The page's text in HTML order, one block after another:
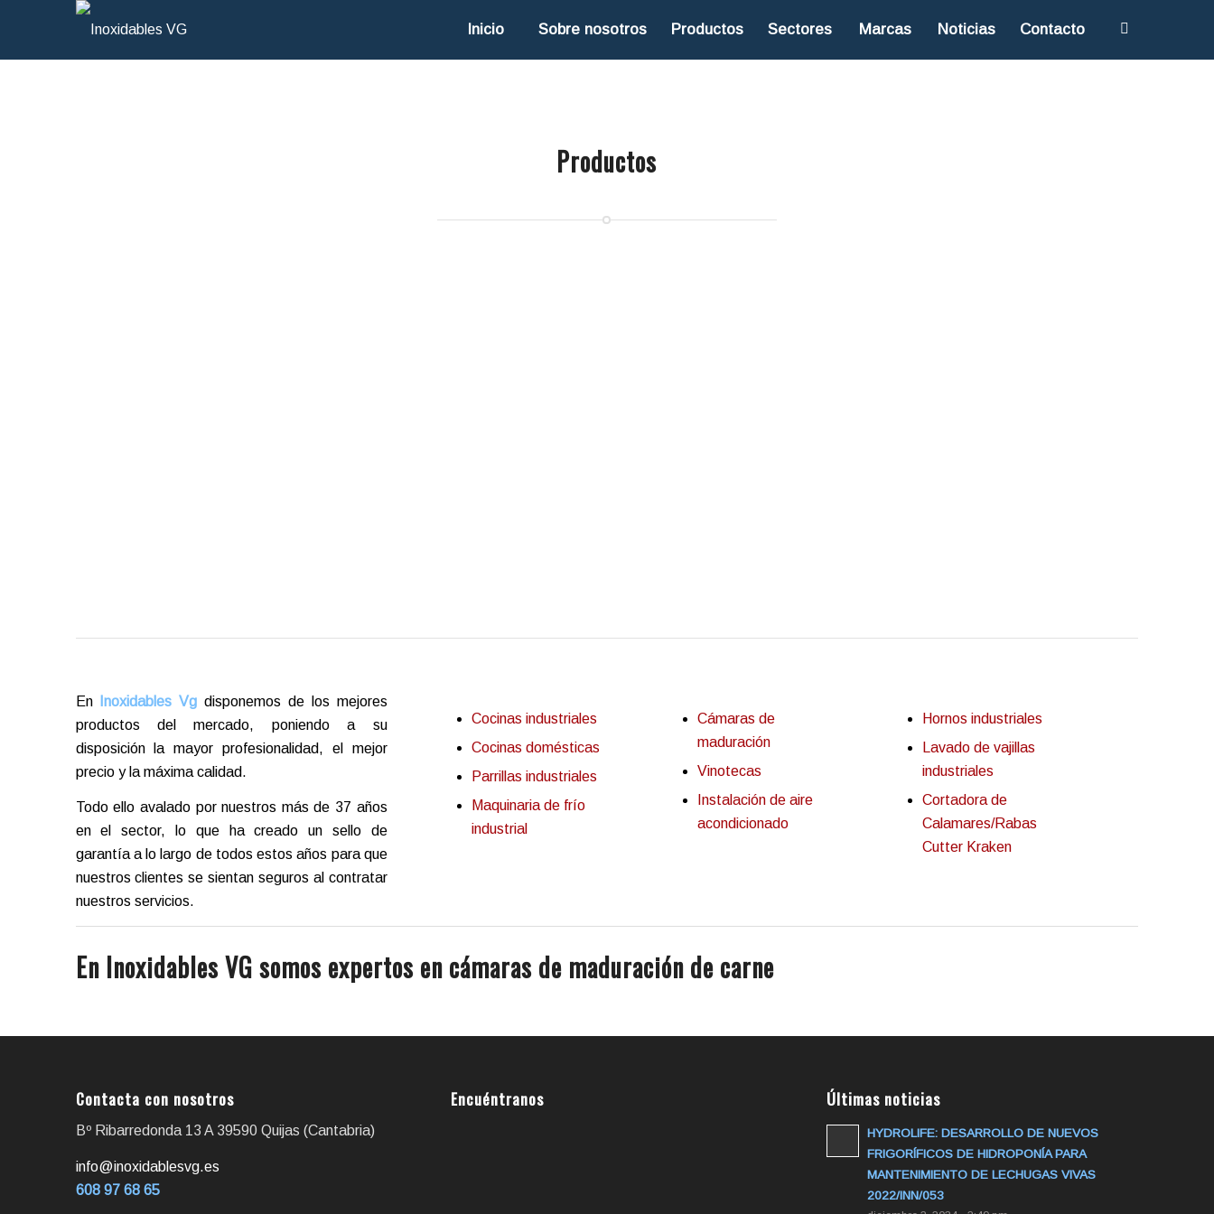
Inicio Sobre nosotros Productos Sectores Marcas Noticias Contacto
Productos
En Inoxidables Vgdisponemos de los mejores
productos del mercado, poniendo a su
disposición la mayor profesionalidad, el mejor
precio y la máxima calidad.
Todo ello avalado por nuestros más de 37 años
en el sector, lo que ha creado un sello de
garantía a lo largo de todos estos años para que
nuestros clientes se sientan seguros al contratar
nuestros servicios.
Cocinas industriales
Cocinas domésticas
Parrillas industriales
Maquinaria de frío
industrial
Cámaras de
maduración
Vinotecas
Instalación de aire
acondicionado
Hornos industriales
Lavado de vajillas
industriales
Cortadora de
Calamares/Rabas
Cutter Kraken
En Inoxidables VG somos expertos en cámaras de maduración de carne
Contacta con nosotros
Bº Ribarredonda 13 A 39590 Quijas (Cantabria)
info@inoxidablesvg.es
608 97 68 65
Encuéntranos Últimas noticias
HYDROLIFE: DESARROLLO DE NUEVOS
FRIGORÍFICOS DE HIDROPONÍA PARA
MANTENIMIENTO DE LECHUGAS VIVAS
2022/INN/053